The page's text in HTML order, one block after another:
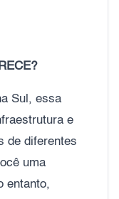
Sul, essa
e
de diferentes
uma
entanto,